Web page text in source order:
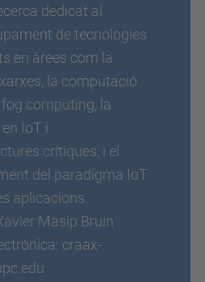
dedicat al
de tecnologies
en àrees com la
la computació
computing, la
IoT i
crítiques, i el
del paradigma IoT
aplicacions.
Masip Bruin
craax-